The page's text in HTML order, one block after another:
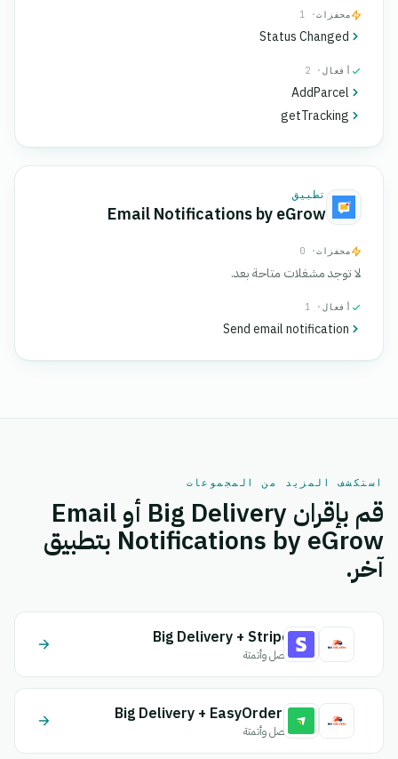
محفزات· 1
Status Changed
أفعال · 2
AddParcel
getTracking
تطبيق
Email Notifications by eGrow
محفزات· 0
لا توجد مشغلات متاحة بعد.
أفعال · 1
Send email notification
استكشف المزيد من المجموعات
قم بإقران Big Delivery أو Email
Notifications by eGrow بتطبيق
آخر.
Big Delivery + Stripe
اتصل وأتمتة
Big Delivery + EasyOrders
اتصل وأتمتة